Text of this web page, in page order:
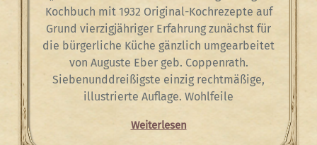
Kochbuch mit 1932 Original-Kochrezepte auf
Grund vierzigjähriger Erfahrung zunächst für
die bürgerliche Küche gänzlich umgearbeitet
von Auguste Eber geb. Coppenrath.
Siebenunddreißigste einzig rechtmäßige,
illustrierte Auflage. Wohlfeile
Weiterlesen